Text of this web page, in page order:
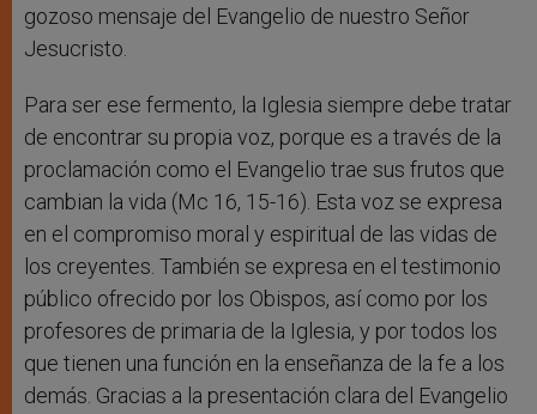
gozoso mensaje del Evangelio de nuestro Señor
Jesucristo.
Para ser ese fermento, la Iglesia siempre debe tratar
de encontrar su propia voz, porque es a través de la
proclamación como el Evangelio trae sus frutos que
cambian la vida (Mc 16, 15-16). Esta voz se expresa
en el compromiso moral y espiritual de las vidas de
los creyentes. También se expresa en el testimonio
público ofrecido por los Obispos, así como por los
profesores de primaria de la Iglesia, y por todos los
que tienen una función en la enseñanza de la fe a los
demás. Gracias a la presentación clara del Evangelio